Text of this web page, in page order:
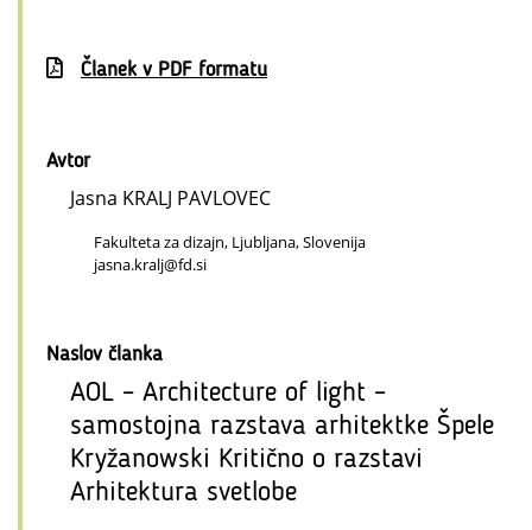
Članek v PDF formatu
Avtor
Jasna KRALJ PAVLOVEC
Fakulteta za dizajn, Ljubljana, Slovenija
jasna.kralj@fd.si
Naslov članka
AOL – Architecture of light –
samostojna razstava arhitektke Špele
Kryžanowski Kritično o razstavi
Arhitektura svetlobe